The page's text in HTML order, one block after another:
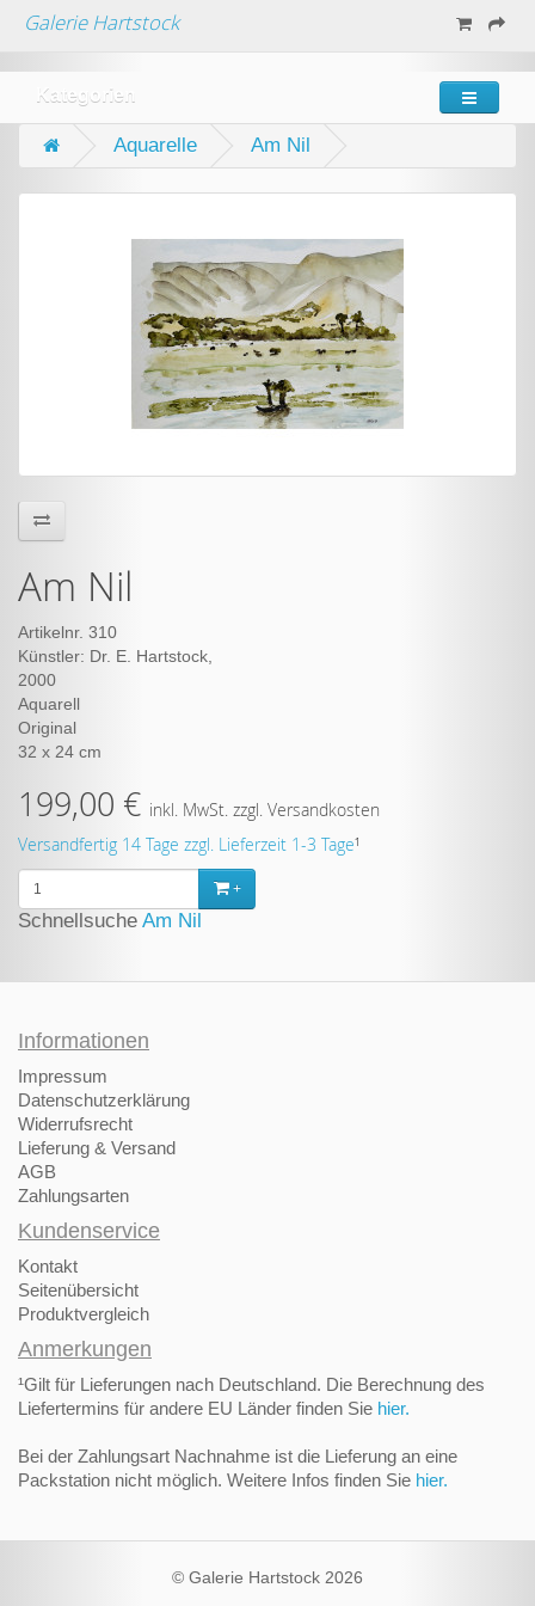
Galerie Hartstock
Kategorien
Aquarelle Am Nil
Am Nil
Artikelnr. 310
Künstler: Dr. E. Hartstock,
199,00 € inkl. MwSt. zzgl. Versandkosten
Versandfertig 14 Tage zzgl. Lieferzeit 1-3 Tage¹
+
Schnellsuche Am Nil
Informationen
Impressum
Datenschutzerklärung
Widerrufsrecht
Lieferung & Versand
AGB
Zahlungsarten
Kundenservice
Kontakt
Seitenübersicht
Produktvergleich
Anmerkungen
¹Gilt für Lieferungen nach Deutschland. Die Berechnung des
Liefertermins für andere EU Länder finden Sie hier.
Bei der Zahlungsart Nachnahme ist die Lieferung an eine
Packstation nicht möglich. Weitere Infos finden Sie hier.
© Galerie Hartstock 2026